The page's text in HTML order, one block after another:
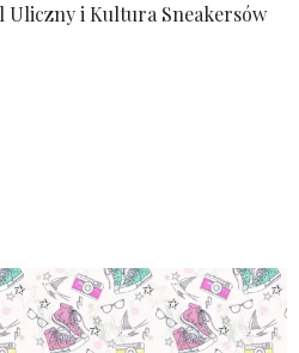
Uliczny i Kultura Sneakersów